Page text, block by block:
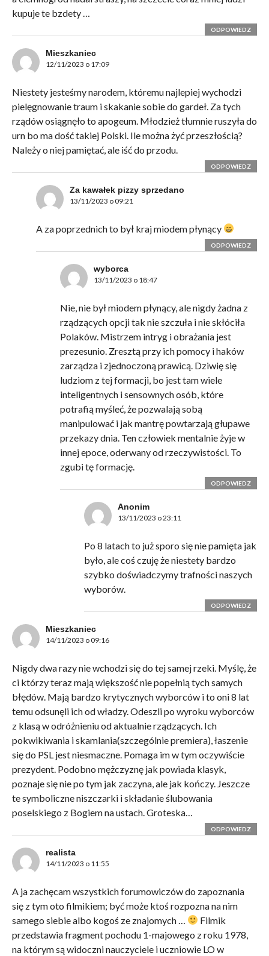
kupuje te bzdety …
ODPOWIEDZ
Mieszkaniec
12/11/2023 o 17:09
Niestety jesteśmy narodem, któremu najlepiej wychodzi
pielęgnowanie traum i skakanie sobie do gardeł. Za tych
rządów osiągnęło to apogeum. Młodzież tłumnie ruszyła do
urn bo ma dość takiej Polski. Ile można żyć przeszłością?
Należy o niej pamiętać, ale iść do przodu.
ODPOWIEDZ
Za kawałek pizzy sprzedano
13/11/2023 o 09:21
A za poprzednich to był kraj miodem płynący
ODPOWIEDZ
wyborca
13/11/2023 o 18:47
Nie, nie był miodem płynący, ale nigdy żadna z
rządzących opcji tak nie szczuła i nie skłóciła
Polaków. Mistrzem intryg i obrażania jest
prezesunio. Zresztą przy ich pomocy i haków
zarządza i zjednoczoną prawicą. Dziwię się
ludziom z tej formacji, bo jest tam wiele
inteligentnych i sensownych osób, które
potrafią myśleć, że pozwalają sobą
manipulować i jak mantrę powtarzają głupawe
przekazy dnia. Ten człowiek mentalnie żyje w
innej epoce, oderwany od rzeczywistości. To
zgubi tę formację.
ODPOWIEDZ
Anonim
13/11/2023 o 23:11
Po 8 latach to już sporo się nie pamięta jak
było, ale coś czuję że niestety bardzo
szybko doświadczymy trafności naszych
wyborów.
ODPOWIEDZ
Mieszkaniec
14/11/2023 o 09:16
Nigdy dwa razy nie wchodzi się do tej samej rzeki. Myślę, że
ci którzy teraz mają większość nie popełnią tych samych
błędów. Mają bardzo krytycznych wyborców i to oni 8 lat
temu odsunęli ich od władzy. Odeszli po wyroku wyborców
z klasą w odróżnieniu od aktualnie rządzących. Ich
pokwikiwania i skamlania(szczególnie premiera), łaszenie
się do PSL jest niesmaczne. Pomaga im w tym oczywiście
prezydent. Podobno mężczyznę jak powiada klasyk,
poznaje się nie po tym jak zaczyna, ale jak kończy. Jeszcze
te symboliczne niszczarki i składanie ślubowania
poselskiego z Bogiem na ustach. Groteska…
ODPOWIEDZ
realista
14/11/2023 o 11:55
A ja zachęcam wszystkich forumowiczów do zapoznania
się z tym oto filmikiem; być może ktoś rozpozna na nim
samego siebie albo kogoś ze znajomych …
Filmik
przedstawia fragment pochodu 1-majowego z roku 1978,
na którym są widoczni nauczyciele i uczniowie LO w